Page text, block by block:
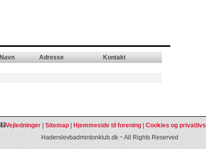
Navn Adresse
Kontakt
Vejledninger Sitemap Hjemmeside til forening Cookies og
Haderslevbadmintonklub.dk ~ All Rights Reserved